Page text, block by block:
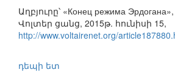
Աղբյուրը՝ «Конец режима
Վոլտեր ցանց, 2015թ. հունիսի 15,
http://www.voltairenet.org/
դեպի ետ